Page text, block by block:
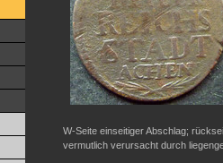
W-Seite einseitiger Abschlag;
vermutlich verursacht durch